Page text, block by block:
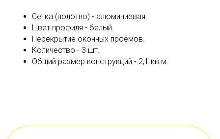
Сетка (полотно) - алюминиевая.
Цвет профиля - белый.
Перекрытие оконных проёмов.
Количество - 3 шт.
Общий размер конструкций - 2,1 кв.м.